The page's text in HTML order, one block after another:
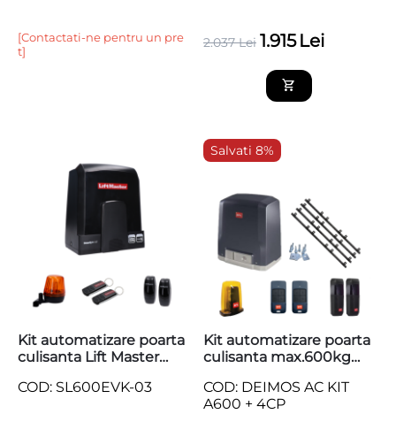
[Contactati-ne pentru un pre
t]
2.037 Lei 1.915 Lei
Kit automatizare poarta
culisanta Lift Master
IPP44, SL600EVK-03
COD: SL600EVK-03
Salvati 8%
Kit automatizare poarta
culisanta max.600kg
A600 + 4 cremaliere
teflonate
COD: DEIMOS AC KIT
A600 + 4CP